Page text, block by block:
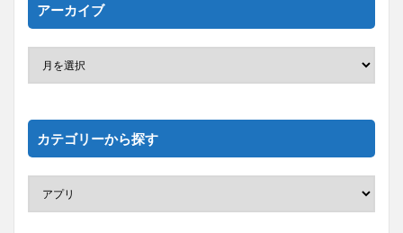
アーカイブ
カテゴリーから探す